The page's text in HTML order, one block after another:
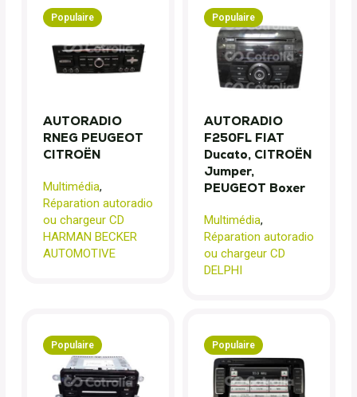
Populaire
AUTORADIO
RNEG PEUGEOT
CITROËN
Multimédia,
Réparation autoradio
ou chargeur CD
HARMAN BECKER
AUTOMOTIVE
Populaire
AUTORADIO
F250FL FIAT
Ducato, CITROËN
Jumper,
PEUGEOT Boxer
Multimédia,
Réparation autoradio
ou chargeur CD
DELPHI
Populaire Populaire